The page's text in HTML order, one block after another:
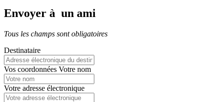
Envoyer à un ami
Tous les champs sont obligatoires
Destinataire
Vos coordonnées Votre nom
Votre adresse électronique